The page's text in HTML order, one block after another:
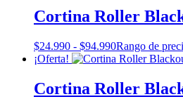
Cortina Roller
$24.990 - $94.990Rango de
¡Oferta!
Cortina Roller